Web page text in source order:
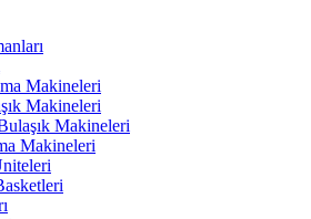
Makineleri
Makineleri
Makineleri
Makineleri